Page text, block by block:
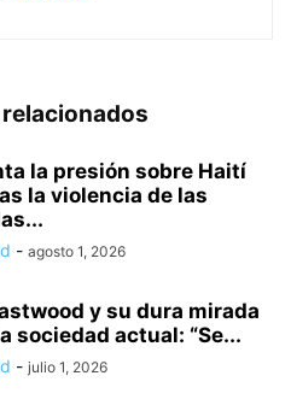
la presión sobre Haití
la violencia de las
- agosto 1, 2026
y su dura mirada
sociedad actual: “Se...
- julio 1, 2026